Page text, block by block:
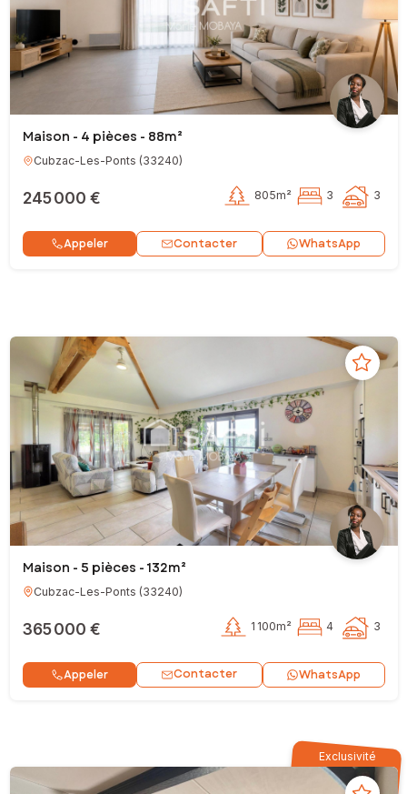
Maison - 4 pièces - 88m²
Cubzac-Les-Ponts (33240)
245 000 € 805m² 3 3
Appeler Contacter WhatsApp
Maison - 5 pièces - 132m²
Cubzac-Les-Ponts (33240)
365 000 € 1 100m² 4 3
Appeler Contacter WhatsApp
Exclusivité